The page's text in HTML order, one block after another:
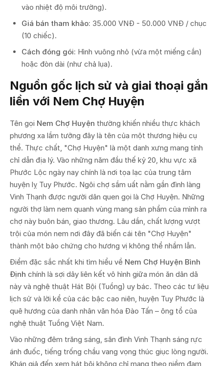
vào nhiệt độ môi trường).
Giá bán tham khảo: 35.000 VNĐ - 50.000 VNĐ / chục
(10 chiếc).
Cách đóng gói: Hình vuông nhỏ (vừa một miếng cắn)
hoặc đòn dài (như chả lụa).
Nguồn gốc lịch sử và giai thoại gắn
liền với Nem Chợ Huyện
Tên gọi Nem Chợ Huyện thường khiến nhiều thực khách
phương xa lầm tưởng đây là tên của một thương hiệu cụ
thể. Thực chất, "Chợ Huyện" là một danh xưng mang tính
chỉ dẫn địa lý. Vào những năm đầu thế kỷ 20, khu vực xã
Phước Lộc ngày nay chính là nơi tọa lạc của trung tâm
huyện lỵ Tuy Phước. Ngôi chợ sầm uất nằm gần đình làng
Vinh Thạnh được người dân quen gọi là Chợ Huyện. Những
người thợ làm nem quanh vùng mang sản phẩm của mình ra
chợ này buôn bán, giao thương. Lâu dần, chất lượng vượt
trội của món nem nơi đây đã biến cái tên "Chợ Huyện"
thành một bảo chứng cho hương vị không thể nhầm lẫn.
Điểm đặc sắc nhất khi tìm hiểu về Nem Chợ Huyện Bình
Định chính là sợi dây liên kết vô hình giữa món ăn dân dã
này và nghệ thuật Hát Bội (Tuồng) uy bác. Theo các tư liệu
lịch sử và lời kể của các bậc cao niên, huyện Tuy Phước là
quê hương của danh nhân văn hóa Đào Tấn – ông tổ của
nghệ thuật Tuồng Việt Nam.
Vào những đêm trăng sáng, sân đình Vinh Thạnh sáng rực
ánh đuốc, tiếng trống chầu vang vọng thúc giục lòng người.
Khán giả đến xem hát bội không chỉ mang theo niềm đam